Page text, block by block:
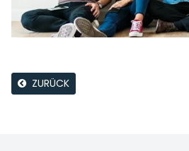
ZURÜCK